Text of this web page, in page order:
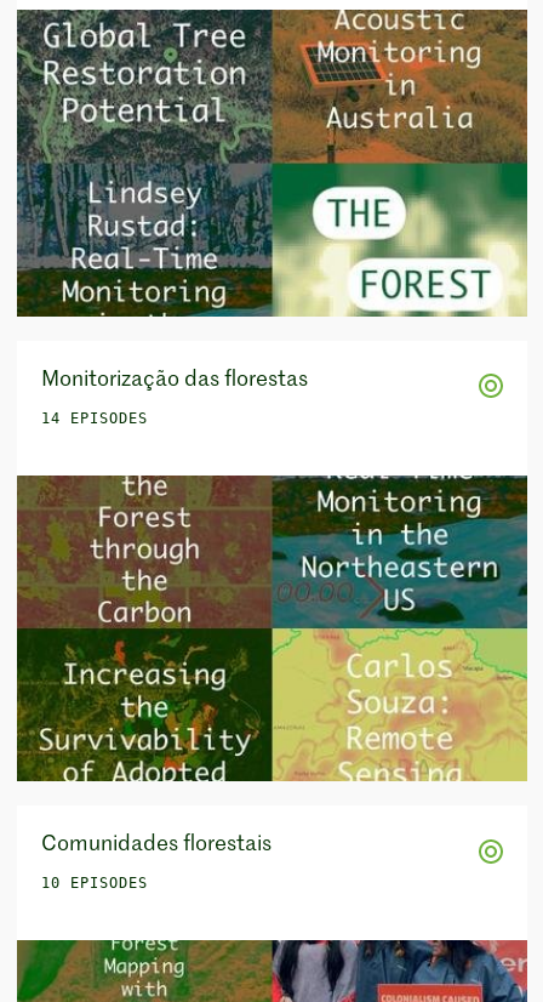
Monitorização das florestas
14 EPISODES
Comunidades florestais
10 EPISODES